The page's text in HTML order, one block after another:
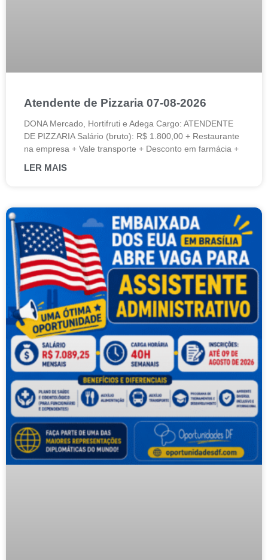
Atendente de Pizzaria 07-08-2026
DONA Mercado, Hortifruti e Adega Cargo: ATENDENTE
DE PIZZARIA Salário (bruto): R$ 1.800,00 + Restaurante
na empresa + Vale transporte + Desconto em farmácia +
LER MAIS